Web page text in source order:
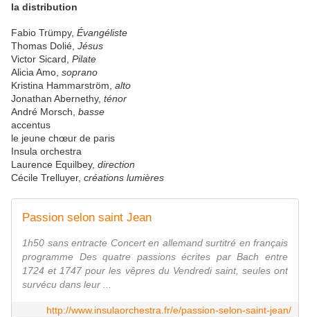
la distribution
Fabio Trümpy, Évangéliste
Thomas Dolié, Jésus
Victor Sicard, Pilate
Alicia Amo, soprano
Kristina Hammarström, alto
Jonathan Abernethy, ténor
André Morsch, basse
accentus
le jeune chœur de paris
Insula orchestra
Laurence Equilbey, direction
Cécile Trelluyer, créations lumières
Passion selon saint Jean
1h50 sans entracte Concert en allemand surtitré en français
programme Des quatre passions écrites par Bach entre
1724 et 1747 pour les vêpres du Vendredi saint, seules ont
survécu dans leur ...
http://www.insulaorchestra.fr/e/passion-selon-saint-jean/